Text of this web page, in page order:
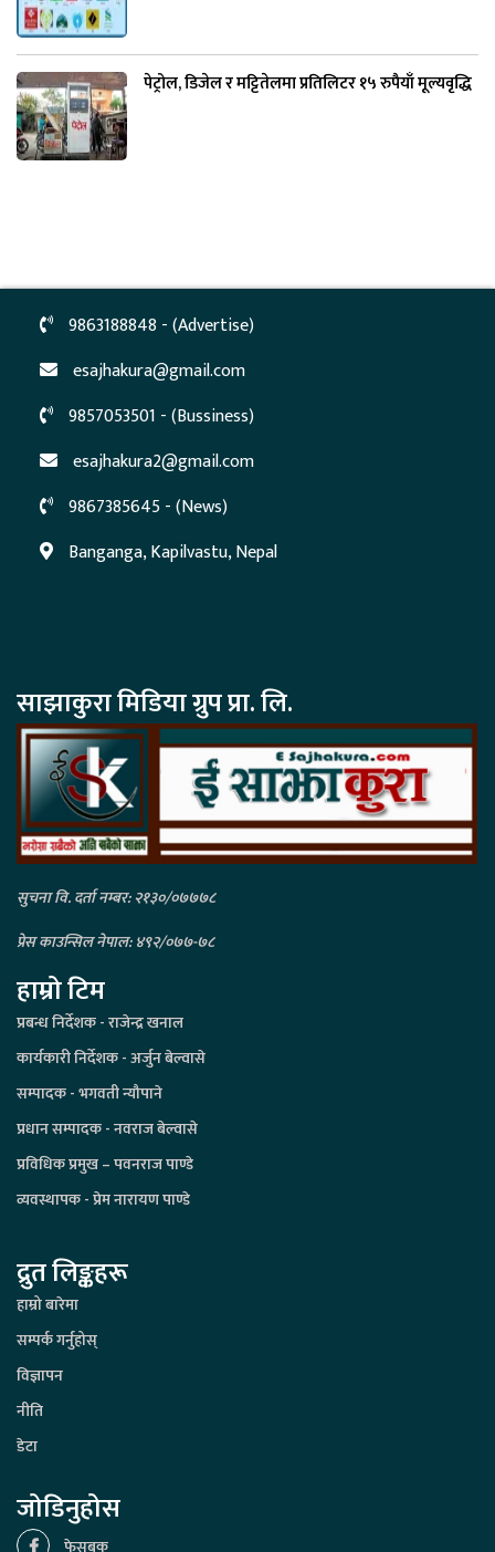
पेट्रोल, डिजेल र मट्टितेलमा प्रतिलिटर १५ रुपैयाँ मूल्यवृद्धि
9863188848 - (Advertise)
esajhakura@gmail.com
9857053501 - (Bussiness)
esajhakura2@gmail.com
9867385645 - (News)
Banganga, Kapilvastu, Nepal
साझाकुरा मिडिया ग्रुप प्रा. लि.
सुचना वि. दर्ता नम्बर: २१३०/०७७७८
प्रेस काउन्सिल नेपाल: ४९२/०७७-७८
हाम्रो टिम
प्रबन्ध निर्देशक - राजेन्द्र खनाल
कार्यकारी निर्देशक - अर्जुन बेल्वासे
सम्पादक - भगवती न्यौपाने
प्रधान सम्पादक - नवराज बेल्वासे
प्रविधिक प्रमुख – पवनराज पाण्डे
व्यवस्थापक - प्रेम नारायण पाण्डे
द्रुत लिङ्कहरू
हाम्रो बारेमा
सम्पर्क गर्नुहोस्
विज्ञापन
नीति
डेटा
जोडिनुहोस
फेसबुक